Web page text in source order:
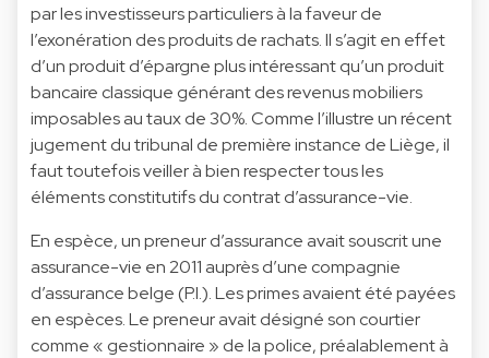
par les investisseurs particuliers à la faveur de
l’exonération des produits de rachats. Il s’agit en effet
d’un produit d’épargne plus intéressant qu’un produit
bancaire classique générant des revenus mobiliers
imposables au taux de 30%. Comme l’illustre un récent
jugement du tribunal de première instance de Liège, il
faut toutefois veiller à bien respecter tous les
éléments constitutifs du contrat d’assurance-vie.
En espèce, un preneur d’assurance avait souscrit une
assurance-vie en 2011 auprès d’une compagnie
d’assurance belge (P.I.). Les primes avaient été payées
en espèces. Le preneur avait désigné son courtier
comme « gestionnaire » de la police, préalablement à